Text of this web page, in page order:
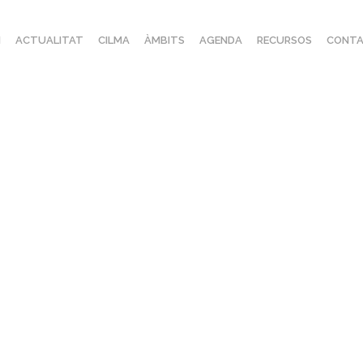
ACTUALITAT CILMA ÀMBITS AGENDA RECURSOS